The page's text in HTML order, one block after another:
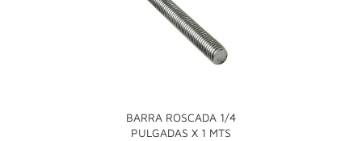
BARRA ROSCADA 1/4
PULGADAS X 1 MTS